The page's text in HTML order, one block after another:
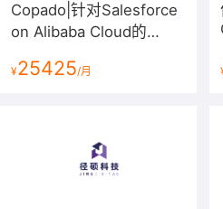
Copado|针对Salesforce
on Alibaba Cloud的
¥25425/月